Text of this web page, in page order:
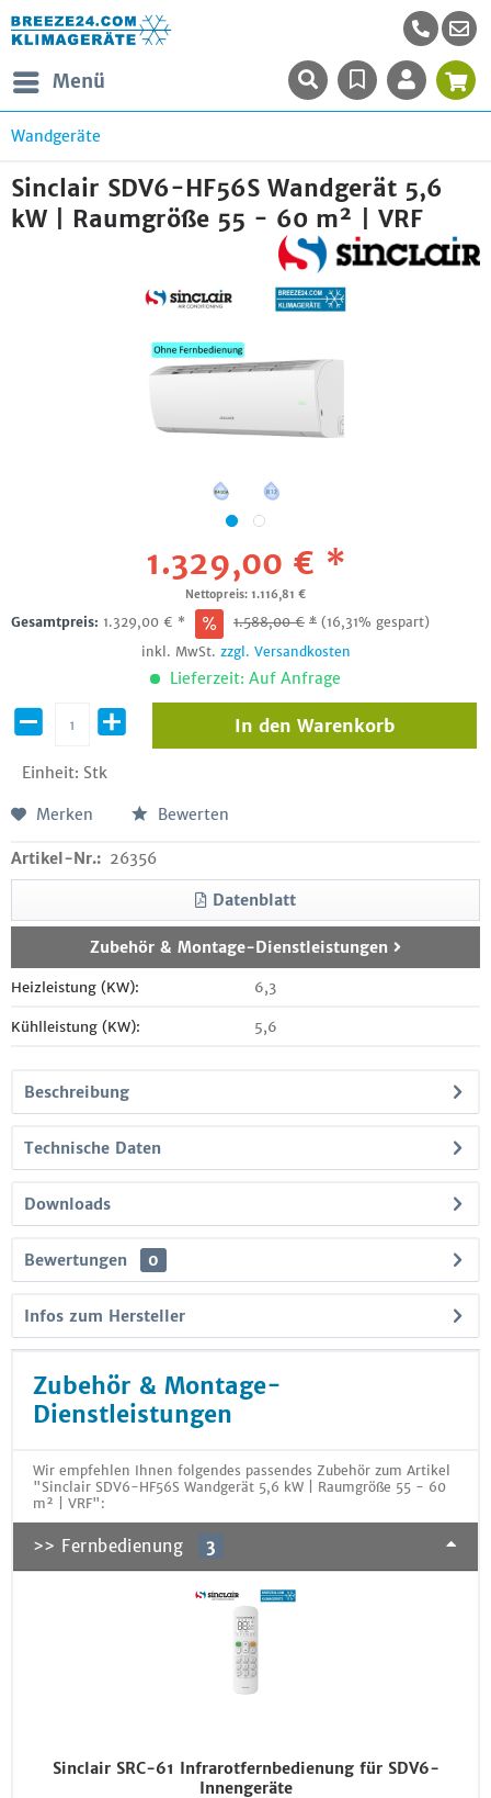
Menü
Wandgeräte
Sinclair SDV6-HF56S Wandgerät 5,6
kW | Raumgröße 55 - 60 m² | VRF
1.329,00 € *
Nettopreis: 1.116,81 €
Gesamtpreis: 1.329,00 € * 1.588,00€ * (16,31% gespart)
inkl. MwSt. zzgl. Versandkosten
Lieferzeit: Auf Anfrage
Einheit: Stk
In den Warenkorb
Merken Bewerten
Artikel-Nr.: 26356
Datenblatt
Zubehör & Montage-Dienstleistungen
Heizleistung (KW): 6,3
Kühlleistung (KW): 5,6
Beschreibung
Technische Daten
Downloads
Bewertungen 0
Infos zum Hersteller
Zubehör & Montage-
Dienstleistungen
Wir empfehlen Ihnen folgendes passendes Zubehör zum Artikel
"Sinclair SDV6-HF56S Wandgerät 5,6 kW | Raumgröße 55 - 60
m² | VRF":
>> Fernbedienung 3
Sinclair SRC-61 Infrarotfernbedienung für SDV6-
Innengeräte